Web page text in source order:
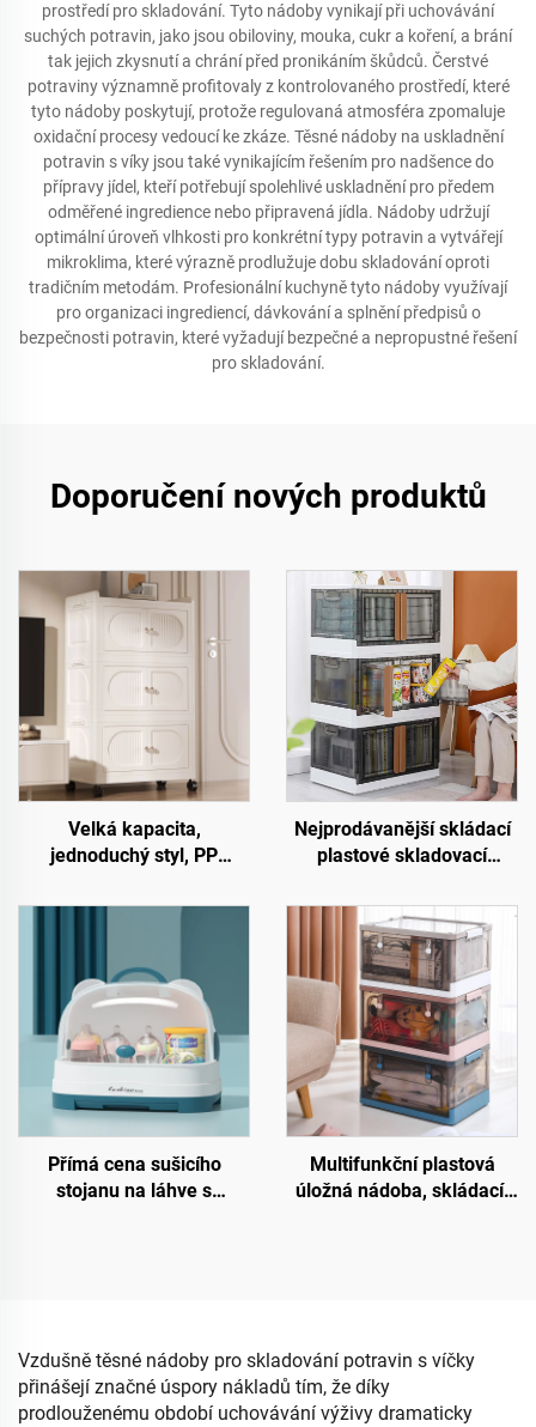
prostředí pro skladování. Tyto nádoby vynikají při uchovávání
suchých potravin, jako jsou obiloviny, mouka, cukr a koření, a brání
tak jejich zkysnutí a chrání před pronikáním škůdců. Čerstvé
potraviny významně profitovaly z kontrolovaného prostředí, které
tyto nádoby poskytují, protože regulovaná atmosféra zpomaluje
oxidační procesy vedoucí ke zkáze. Těsné nádoby na uskladnění
potravin s víky jsou také vynikajícím řešením pro nadšence do
přípravy jídel, kteří potřebují spolehlivé uskladnění pro předem
odměřené ingredience nebo připravená jídla. Nádoby udržují
optimální úroveň vlhkosti pro konkrétní typy potravin a vytvářejí
mikroklima, které výrazně prodlužuje dobu skladování oproti
tradičním metodám. Profesionální kuchyně tyto nádoby využívají
pro organizaci ingrediencí, dávkování a splnění předpisů o
bezpečnosti potravin, které vyžadují bezpečné a nepropustné řešení
pro skladování.
Doporučení nových produktů
Velká kapacita,
jednoduchý styl, PP
skříň, obdélníkový tvar,
kontejner
Nejprodávanější skládací
plastové skladovací
skládací krabice a koše na
oblečení, hračky, knihy,
obdélníkové
Přímá cena sušicího
stojanu na láhve s
obývací pokoj
Multifunkční plastová
úložná nádoba, skládací,
Vzdušně těsné nádoby pro skladování potravin s víčky
přinášejí značné úspory nákladů tím, že díky
prodlouženému období uchovávání výživy dramaticky